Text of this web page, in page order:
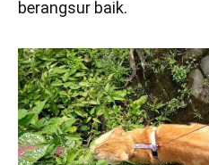
berangsur baik.